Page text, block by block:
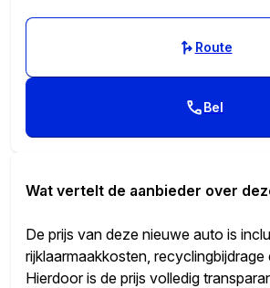
Route
Bel
Wat vertelt de aanbieder over
De prijs van deze nieuwe auto is
rijklaarmaakkosten, recyclingbijdrage
Hierdoor is de prijs volledig